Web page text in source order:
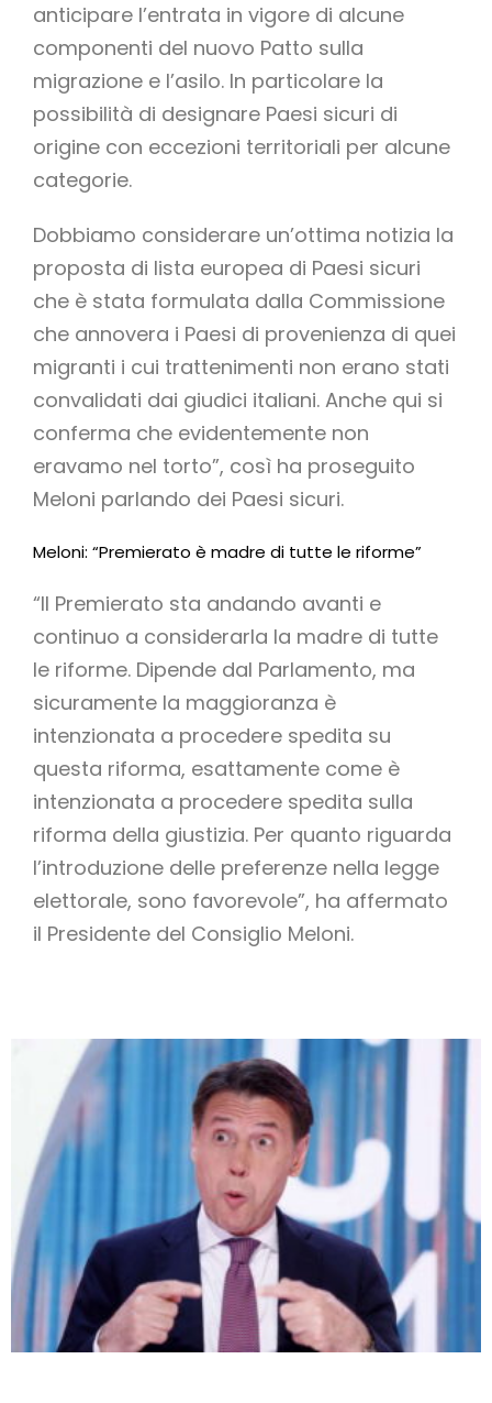
anticipare l’entrata in vigore di alcune
componenti del nuovo Patto sulla
migrazione e l’asilo. In particolare la
possibilità di designare Paesi sicuri di
origine con eccezioni territoriali per alcune
categorie.
Dobbiamo considerare un’ottima notizia la
proposta di lista europea di Paesi sicuri
che è stata formulata dalla Commissione
che annovera i Paesi di provenienza di quei
migranti i cui trattenimenti non erano stati
convalidati dai giudici italiani. Anche qui si
conferma che evidentemente non
eravamo nel torto”, così ha proseguito
Meloni parlando dei Paesi sicuri.
Meloni: “Premierato è madre di tutte le riforme”
“Il Premierato sta andando avanti e
continuo a considerarla la madre di tutte
le riforme. Dipende dal Parlamento, ma
sicuramente la maggioranza è
intenzionata a procedere spedita su
questa riforma, esattamente come è
intenzionata a procedere spedita sulla
riforma della giustizia. Per quanto riguarda
l’introduzione delle preferenze nella legge
elettorale, sono favorevole”, ha affermato
il Presidente del Consiglio Meloni.